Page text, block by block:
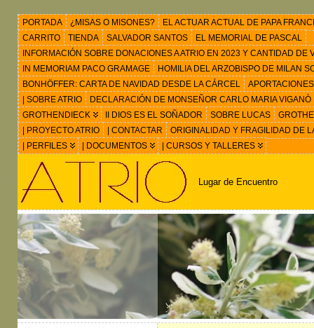
PORTADA ¿MISAS O MISONES?
EL ACTUAR ACTUAL DE PAPA
CARRITO
TIENDA SALVADOR SANTOS
EL MEMORIAL DE PASCAL
INFORMACIÓN SOBRE DONACIONES A ATRIO EN 2023 Y CANTIDAD
IN MEMORIAM PACO GRAMAGE
HOMILIA DEL ARZOBISPO DE MILAN
BONHÖFFER: CARTA DE NAVIDAD DESDE LA CÁRCEL
| SOBRE ATRIO
DECLARACIÓN DE MONSEÑOR CARLO MARIA VIGANÒ
GROTHENDIECK
II DIOS ES EL SOÑADOR SOBRE LUCAS
| PROYECTO ATRIO
| CONTACTAR
ORIGINALIDAD Y FRAGILIDAD DE
| PERFILES
| DOCUMENTOS | CURSOS Y TALLERES
Lugar de Encuentro